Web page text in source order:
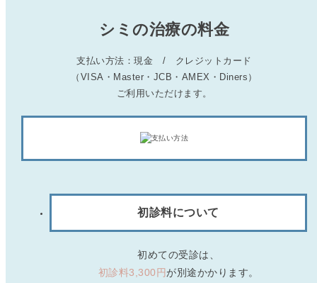
シミの治療の料金
支払い方法：現金 / クレジットカード
（VISA・Master・JCB・AMEX・Diners）
ご利用いただけます。
初診料について
初めての受診は、
初診料3,300円が別途かかります。